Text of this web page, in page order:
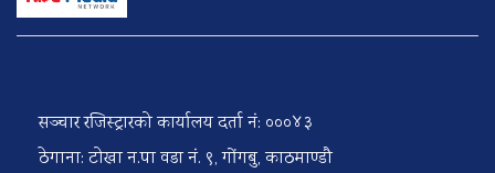
सञ्चार रजिस्ट्रारको कार्यालय दर्ता नं: ०००४३
ठेगाना: टोखा न.पा वडा नं. ९, गोंगबु, काठमाण्डौ